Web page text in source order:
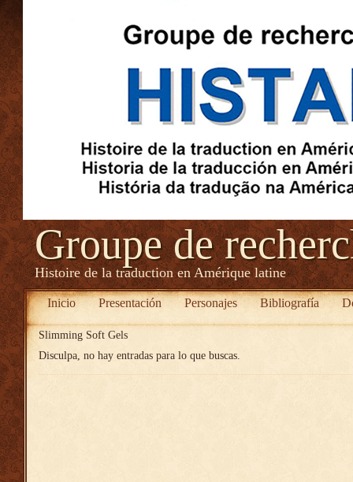
Groupe de
Histoire de la traduction en Amérique latine
Inicio Presentación Personajes Bibliografía
Slimming Soft Gels
Disculpa, no hay entradas para lo que buscas.